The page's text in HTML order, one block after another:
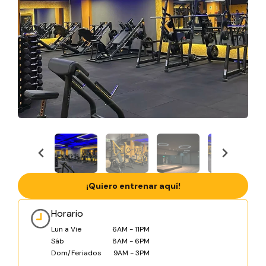
Horario
Lun a Vie
6AM - 11PM
Sáb
8AM - 6PM
Dom/Feriados
9AM - 3PM
¡Quiero entrenar aquí!